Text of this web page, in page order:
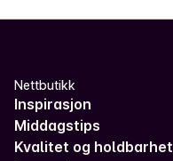
Nettbutikk
Inspirasjon
Middagstips
Kvalitet og holdbarhet